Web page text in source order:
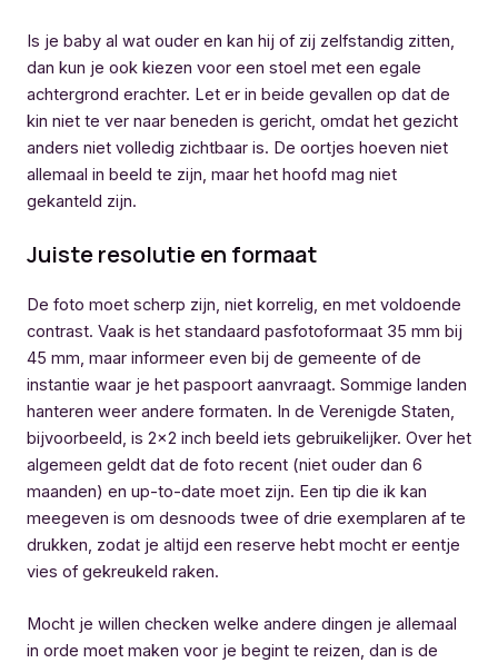
Is je baby al wat ouder en kan hij of zij zelfstandig zitten,
dan kun je ook kiezen voor een stoel met een egale
achtergrond erachter. Let er in beide gevallen op dat de
kin niet te ver naar beneden is gericht, omdat het gezicht
anders niet volledig zichtbaar is. De oortjes hoeven niet
allemaal in beeld te zijn, maar het hoofd mag niet
gekanteld zijn.
Juiste resolutie en formaat
De foto moet scherp zijn, niet korrelig, en met voldoende
contrast. Vaak is het standaard pasfotoformaat 35 mm bij
45 mm, maar informeer even bij de gemeente of de
instantie waar je het paspoort aanvraagt. Sommige landen
hanteren weer andere formaten. In de Verenigde Staten,
bijvoorbeeld, is 2×2 inch beeld iets gebruikelijker. Over het
algemeen geldt dat de foto recent (niet ouder dan 6
maanden) en up-to-date moet zijn. Een tip die ik kan
meegeven is om desnoods twee of drie exemplaren af te
drukken, zodat je altijd een reserve hebt mocht er eentje
vies of gekreukeld raken.
Mocht je willen checken welke andere dingen je allemaal
in orde moet maken voor je begint te reizen, dan is de